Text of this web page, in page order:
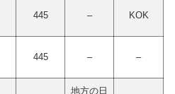
445 – KOK
445 – –
地方の日